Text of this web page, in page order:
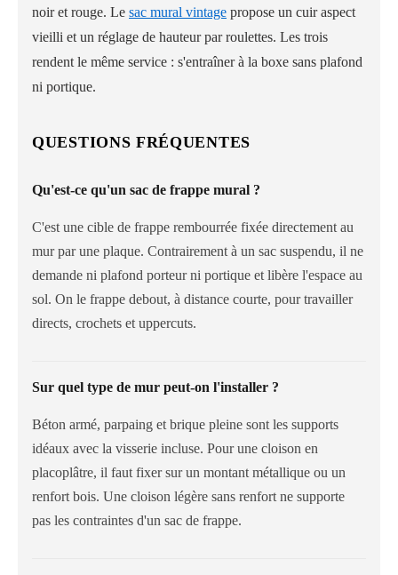
noir et rouge. Le sac mural vintage propose un cuir aspect
vieilli et un réglage de hauteur par roulettes. Les trois
rendent le même service : s'entraîner à la boxe sans plafond
ni portique.
QUESTIONS FRÉQUENTES
Qu'est-ce qu'un sac de frappe mural ?
C'est une cible de frappe rembourrée fixée directement au
mur par une plaque. Contrairement à un sac suspendu, il ne
demande ni plafond porteur ni portique et libère l'espace au
sol. On le frappe debout, à distance courte, pour travailler
directs, crochets et uppercuts.
Sur quel type de mur peut-on l'installer ?
Béton armé, parpaing et brique pleine sont les supports
idéaux avec la visserie incluse. Pour une cloison en
placoplâtre, il faut fixer sur un montant métallique ou un
renfort bois. Une cloison légère sans renfort ne supporte
pas les contraintes d'un sac de frappe.